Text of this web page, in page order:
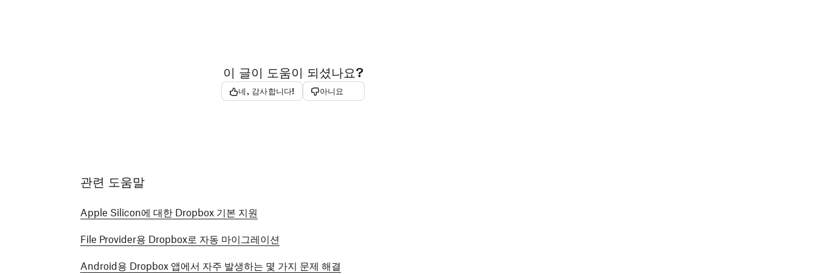
이 글이 도움이 되셨나요?
네, 감사합니다! 아니요
관련 도움말
Apple Silicon에 대한 Dropbox 기본 지원
File Provider용 Dropbox로 자동 마이그레이션
Android용 Dropbox 앱에서 자주 발생하는 몇 가지 문제 해결